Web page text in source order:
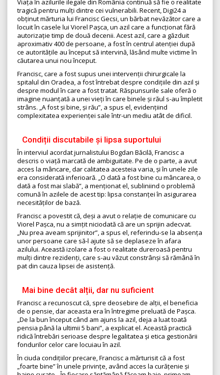
Viața în azilurile ilegale din România continuă să fie o realitate
tragică pentru mulți dintre cei vulnerabili. Recent, Digi24 a
obținut mărturia lui Francisc Gecsi, un bărbat nevăzător care a
locuit în casele lui Viorel Pașca, un azil care a funcționat fără
autorizație timp de două decenii. Acest azil, care a găzduit
aproximativ 400 de persoane, a fost în centrul atenției după
ce autoritățile au început să intervină, lăsând multe victime în
căutarea unui nou început.
Francisc, care a fost supus unei intervenții chirurgicale la
spitalul din Oradea, a fost întrebat despre condițiile din azil și
despre modul în care a fost tratat. Răspunsurile sale oferă o
imagine nuanțată a unei vieți în care binele și răul s-au împletit
strâns. „A fost și bine, și rău”, a spus el, evidențiind
complexitatea experienței sale într-un mediu atât de dificil.
Condiții discutabile și lipsa suportului
În interviul acordat jurnalistului Bogdan Băcilă, Francisc a
descris o viață marcată de ambiguitate. Pe de o parte, a avut
acces la mâncare, dar calitatea acesteia varia, și în unele zile
era considerată inferioară. „O dată a fost bine cu mâncarea, o
dată a fost mai slabă”, a menționat el, subliniind o problemă
comună în azilele de acest tip: lipsa constanței în asigurarea
necesităților de bază.
Francisc a povestit că, deși a avut o relație de comunicare cu
Viorel Pașca, nu a simțit niciodată că are un sprijin adecvat.
„Nu prea aveam sprijinitor”, a spus el, referindu-se la absența
unor persoane care să-l ajute să se deplaseze în afara
azilului. Această izolare a fost o realitate dureroasă pentru
mulți dintre rezidenți, care s-au văzut constrânși să rămână în
pat din cauza lipsei de asistență.
Mai bine decât alții, dar nu suficient
Francisc a recunoscut că, spre deosebire de alții, el beneficia
de o pensie, dar aceasta era în întregime preluată de Pașca.
„De la bun început când am ajuns la azil, deja a luat toată
pensia până la ultimii 5 bani”, a explicat el. Această practică
ridică întrebări serioase despre legalitatea și etica gestionării
fondurilor celor care locuiau în azil.
În ciuda condițiilor precare, Francisc a mărturisit că a fost
„foarte bine” în unele privințe, având acces la curățenie și